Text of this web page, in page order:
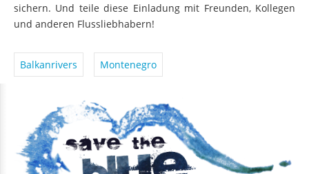
sichern. Und teile diese Einladung mit Freunden, Kollegen
und anderen Flussliebhabern!
Balkanrivers Montenegro